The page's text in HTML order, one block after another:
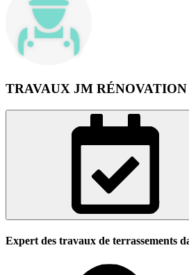
TRAVAUX JM RÉNOVATION
Expert des travaux de terrassements